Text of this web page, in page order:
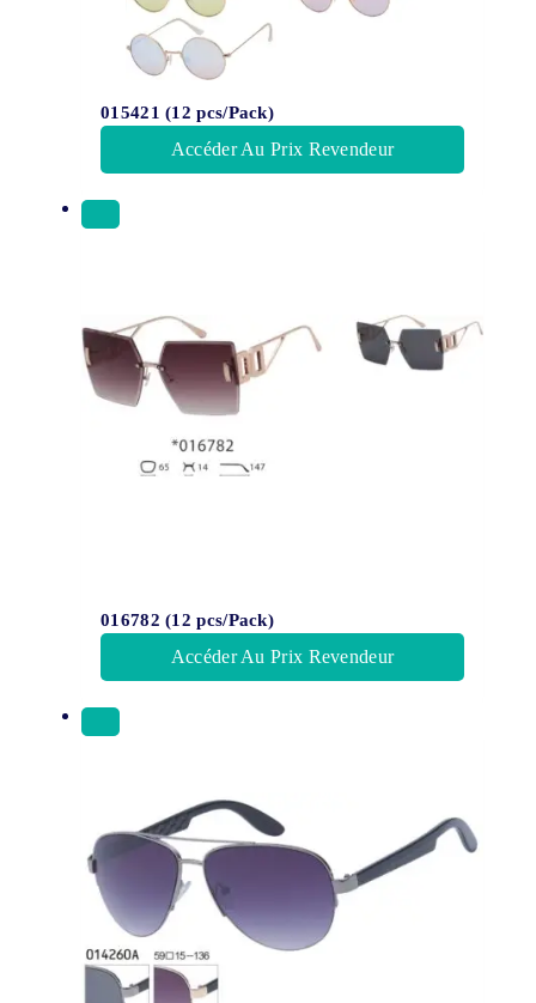
015421 (12 pcs/Pack)
Accéder Au Prix Revendeur
016782 (12 pcs/Pack)
Accéder Au Prix Revendeur